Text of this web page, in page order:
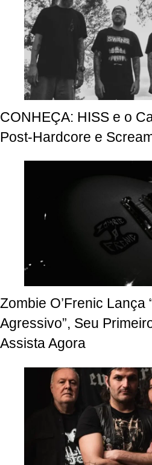
CONHEÇA: HISS e o
Post-Hardcore e
Zombie O’Frenic Lança
Agressivo”, Seu
Assista Agora